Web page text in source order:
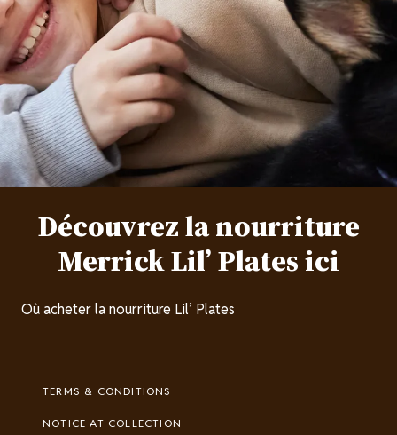
Découvrez la nourriture
Merrick Lil’ Plates ici
Où acheter la nourriture Lil’ Plates
Footer
TERMS & CONDITIONS
NOTICE AT COLLECTION